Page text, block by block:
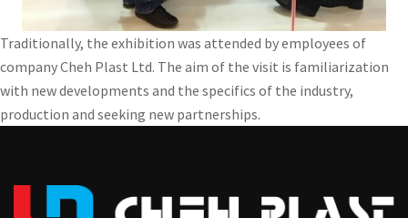
Traditionally, the exhibition was attended by employees of
company Cheh Plast Ltd. The aim of the visit is familiarization
with new developments and the specifics of the industry,
production and seeking new partnerships.